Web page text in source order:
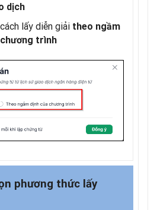
dịch
lấy diễn giải theo ngầm
trình
phương thức lấy